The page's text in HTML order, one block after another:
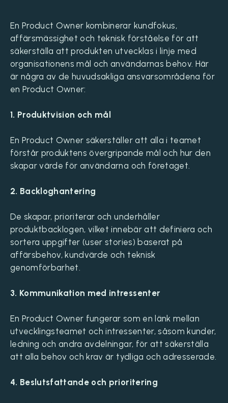
En Product Owner kombinerar kundfokus,
affärsmässighet och teknisk förståelse för att
säkerställa att produkten utvecklas i linje med
organisationens mål och användarnas behov. Här
är några av de huvudsakliga ansvarsområdena för
en Product Owner:
1. Produktvision och mål
En Product Owner säkerställer att alla i teamet
förstår produktens övergripande mål och hur den
skapar värde för användarna och företaget.
2. Backloghantering
De skapar, prioriterar och underhåller
produktbacklogen, vilket innebär att definiera och
sortera uppgifter (user stories) baserat på
affärsbehov, kundvärde och teknisk
genomförbarhet.
3. Kommunikation med intressenter
En Product Owner fungerar som en länk mellan
utvecklingsteamet och intressenter, såsom kunder,
ledning och andra avdelningar, för att säkerställa
att alla behov och krav är tydliga och adresserade.
4. Beslutsfattande och prioritering